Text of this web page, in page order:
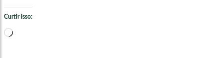
Curtir isso:
Carregando...